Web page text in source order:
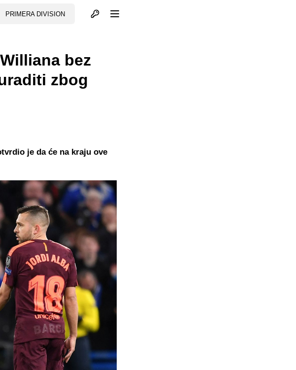
PRIMERA DIVISION Otvori profil
bez
zbog
je da će na kraju ove